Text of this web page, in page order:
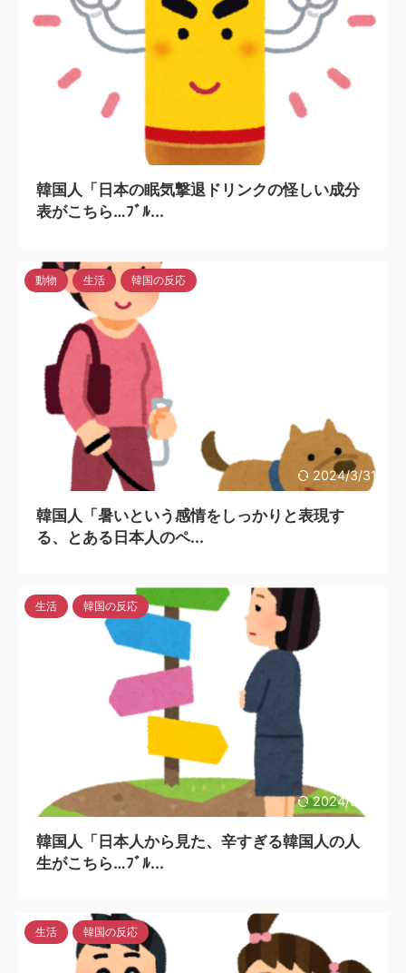
韓国人「日本の眠気撃退ドリンクの怪しい成分
表がこちら…ﾌﾞﾙ...
2024/3/31
動物 生活 韓国の反応
韓国人「暑いという感情をしっかりと表現す
る、とある日本人のペ...
2024/3/31
生活 韓国の反応
韓国人「日本人から見た、辛すぎる韓国人の人
生がこちら…ﾌﾞﾙ...
生活 韓国の反応